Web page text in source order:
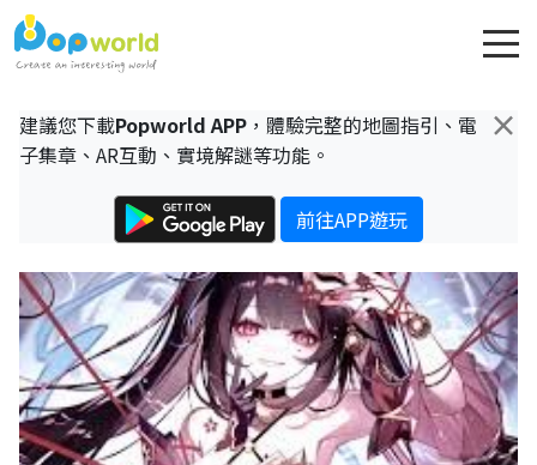
×
建議您下載Popworld APP ，體驗完整的地圖指引、電
子集章、AR互動、實境解謎等功能。
前往APP遊玩